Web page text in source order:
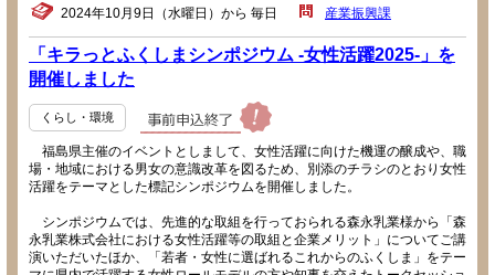
2024年10月9日（水曜日）から 毎日 産業振興課
「キラっとふくしまシンポジウム -女性活躍2025-」を
開催しました
くらし・環境
福島県主催のイベントとしまして、女性活躍に向けた機運の醸成や、職
場・地域における男女の意識改革を図るため、別添のチラシのとおり女性
活躍をテーマとした標記シンポジウムを開催しました。
シンポジウムでは、先進的な取組を行っておられる森永乳業様から「森
永乳業株式会社における女性活躍等の取組と企業メリット」についてご講
演いただいたほか、「若者・女性に選ばれるこれからのふくしま」をテー